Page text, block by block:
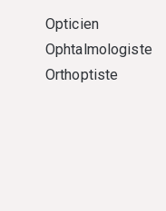
Opticien
Ophtalmologiste
Orthoptiste